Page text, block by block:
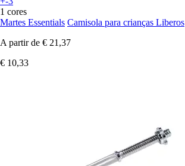
1 cores
Martes Essentials Camisola para crianças Liberos
A partir de € 21,37
€ 10,33